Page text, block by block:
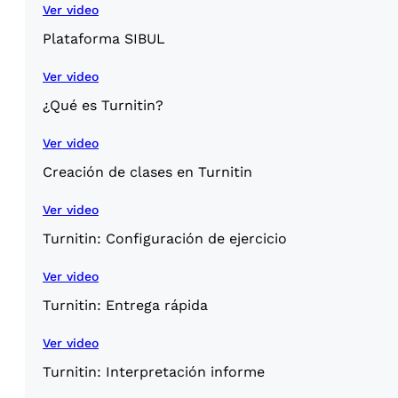
Ver video
Plataforma SIBUL
Ver video
¿Qué es Turnitin?
Ver video
Creación de clases en Turnitin
Ver video
Turnitin: Configuración de ejercicio
Ver video
Turnitin: Entrega rápida
Ver video
Turnitin: Interpretación informe